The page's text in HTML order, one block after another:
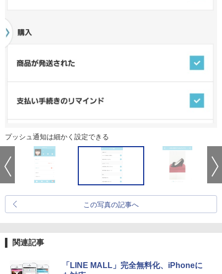
プッシュ通知は細かく設定できる
この写真の記事へ
関連記事
「LINE MALL」完全無料化、iPhoneに